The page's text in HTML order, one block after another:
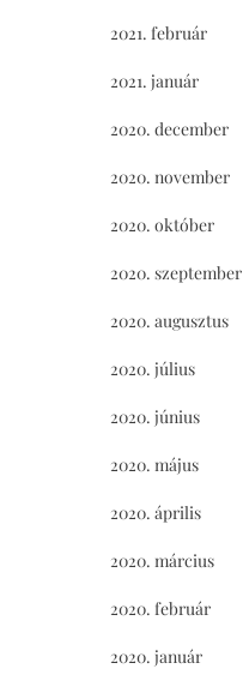
2021. február
2021. január
2020. december
2020. november
2020. október
2020. szeptember
2020. augusztus
2020. július
2020. június
2020. május
2020. április
2020. március
2020. február
2020. január